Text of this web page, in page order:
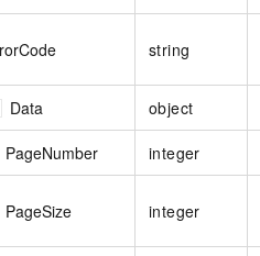
string
Data object
PageNumber integer
PageSize integer